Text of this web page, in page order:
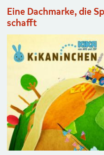
Eine Dachmarke, die
schafft